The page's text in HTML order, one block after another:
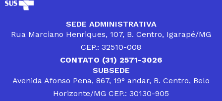
SEDE ADMINISTRATIVA
Rua Marciano Henriques, 107, B. Centro, Igarapé/MG
CEP.: 32510-008
CONTATO (31) 2571-3026
SUBSEDE
Avenida Afonso Pena, 867, 19° andar, B. Centro, Belo
Horizonte/MG CEP.: 30130-905